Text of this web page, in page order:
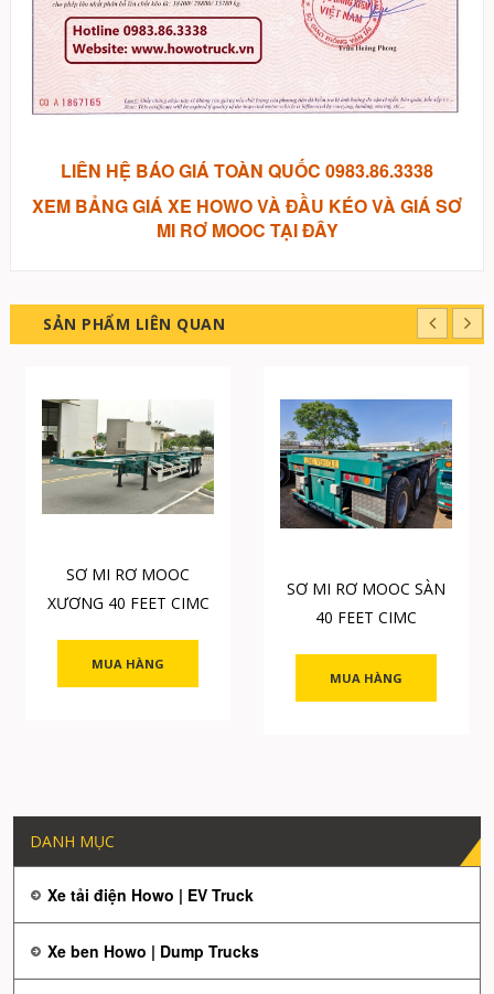
LIÊN HỆ BÁO GIÁ TOÀN QUỐC 0983.86.3338
XEM BẢNG GIÁ XE HOWO VÀ ĐẦU KÉO VÀ GIÁ SƠ
MI RƠ MOOC TẠI ĐÂY
SẢN PHẨM LIÊN QUAN
SƠ MI RƠ MOOC
XƯƠNG 40 FEET CIMC
MUA HÀNG
SƠ MI RƠ MOOC SÀN
40 FEET CIMC
MUA HÀNG
DANH MỤC
Xe tải điện Howo | EV Truck
Xe ben Howo | Dump Trucks